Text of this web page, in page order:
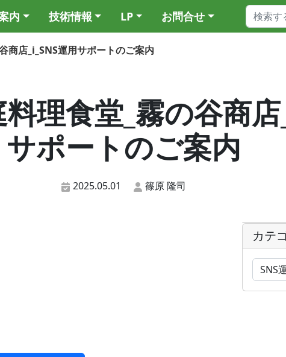
内 技術情報 LP お問合せ
商店_i_SNS運用サポートのご案内
理食堂_霧の谷商店
サポートのご案内
2025.05.01 篠原 隆司
カテ